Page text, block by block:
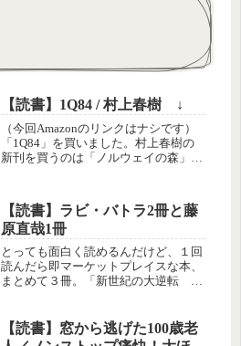
【読書】1Q84 / 村上春樹 ↓
（今回Amazonのリンクはナシです）
「1Q84」を買いました。村上春樹の
新刊を買うのは「ノルウェイの森」上
で、それ以降、「ねじまき鳥」なども
図書館で借りたものの読み切れず...
【読書】ラビ・バトラ2冊と藤
原直哉1冊
とっても面白く読めるんだけど、１回
読んだら即マーケットプレイスな本、
まとめて３冊。「新世紀の大逆転 夜
来10の予測」ラビ・バトラ「アメリカ
発2009年世界大恐慌」藤原直...
【読書】窓から逃げた100歳老